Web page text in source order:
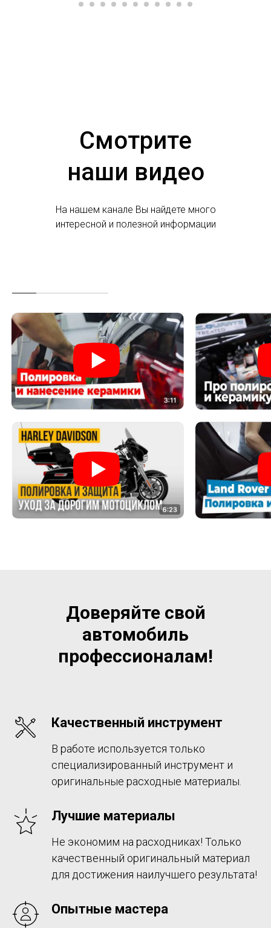
Смотрите
наши видео
На нашем канале Вы найдете много
интересной и полезной информации
Доверяйте свой
автомобиль
профессионалам!
Качественный инструмент
В работе используется только
специализированный инструмент и
оригинальные расходные материалы.
Лучшие материалы
Не экономим на расходниках! Только
качественный оригинальный материал
для достижения наилучшего результата!
Опытные мастера